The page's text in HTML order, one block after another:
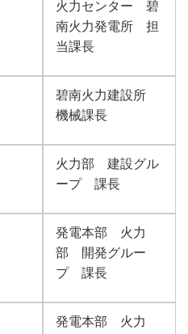
火力センター 碧
南火力発電所 担
当課長
碧南火力建設所
機械課長
火力部 建設グル
ープ 課長
発電本部 火力
部 開発グルー
プ 課長
発電本部 火力